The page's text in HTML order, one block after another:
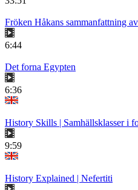
Fröken Håkans sammanfattning
6:44
Det forna Egypten
6:36
History Skills | Samhällsklasser i
9:59
History Explained | Nefertiti